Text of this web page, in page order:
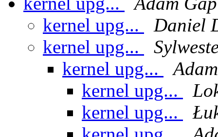
kernel upg...
Daniel
kernel upg...
kernel upg...
kernel upg...
kernel upg...